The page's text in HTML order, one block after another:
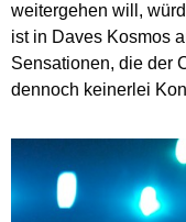
weitergehen will,
ist in Daves Kosmos
Sensationen, die der
dennoch keinerlei